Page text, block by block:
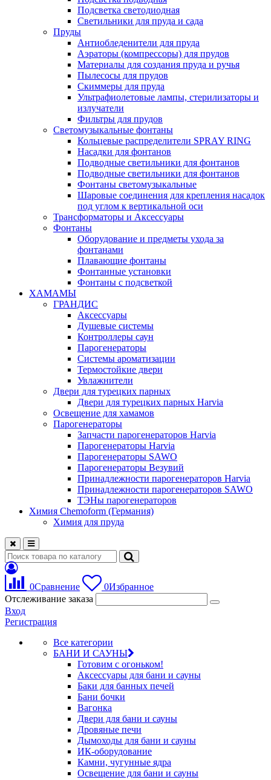
Подсветка светодиодная
Светильники для пруда и сада
Пруды
Антиобледенители для пруда
Аэраторы (компрессоры) для прудов
Материалы для создания пруда и ручья
Пылесосы для прудов
Скиммеры для пруда
Ультрафиолетовые лампы, стерилизаторы и
излучатели
Фильтры для прудов
Светомузыкальные фонтаны
Кольцевые распределители SPRAY RING
Насадки для фонтанов
Подводные светильники для фонтанов
Подводные светильники для фонтанов
Фонтаны светомузыкальные
Шаровые соединения для крепления насадок
под углом к вертикальной оси
Трансформаторы и Аксессуары
Фонтаны
Оборудование и предметы ухода за
фонтанами
Плавающие фонтаны
Фонтанные установки
Фонтаны с подсветкой
ХАМАМЫ
ГРАНДИС
Аксессуары
Душевые системы
Контроллеры саун
Парогенераторы
Системы ароматизации
Термостойкие двери
Увлажнители
Двери для турецких парных
Двери для турецких парных Harvia
Освещение для хамамов
Парогенераторы
Запчасти парогенераторов Harvia
Парогенераторы Harvia
Парогенераторы SAWO
Парогенераторы Везувий
Принадлежности парогенераторов Harvia
Принадлежности парогенераторов SAWO
ТЭНы парогенераторов
Химия Chemoform (Германия)
Химия для пруда
0Сравнение 0Избранное
Отслеживание заказа
Вход
Регистрация
Все категории
БАНИ И САУНЫ
Готовим с огоньком!
Аксессуары для бани и сауны
Баки для банных печей
Бани бочки
Вагонка
Двери для бани и сауны
Дровяные печи
Дымоходы для бани и сауны
ИК-оборудование
Камни, чугунные ядра
Освещение для бани и сауны